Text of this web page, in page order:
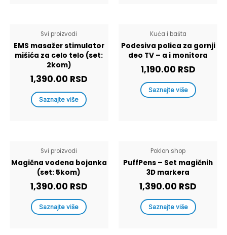
Svi proizvodi
EMS masažer stimulator
mišića za celo telo (set:
2kom)
1,390.00 RSD
Saznajte više
Kuća i bašta
Podesiva polica za gornji
deo TV – a i monitora
1,190.00 RSD
Saznajte više
Svi proizvodi
Magična vodena bojanka
(set: 5kom)
1,390.00 RSD
Saznajte više
Poklon shop
PuffPens – Set magičnih
3D markera
1,390.00 RSD
Saznajte više